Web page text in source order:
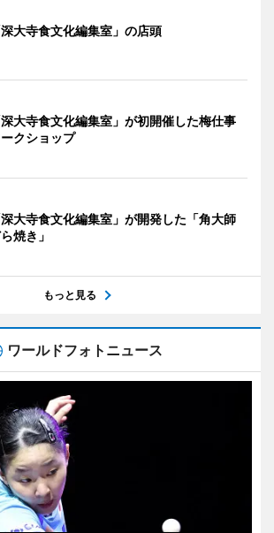
深大寺食文化編集室」の店頭
深大寺食文化編集室」が初開催した梅仕事
クショップ
深大寺食文化編集室」が開発した「角大師
焼き」
もっと見る
ワールドフォトニュース